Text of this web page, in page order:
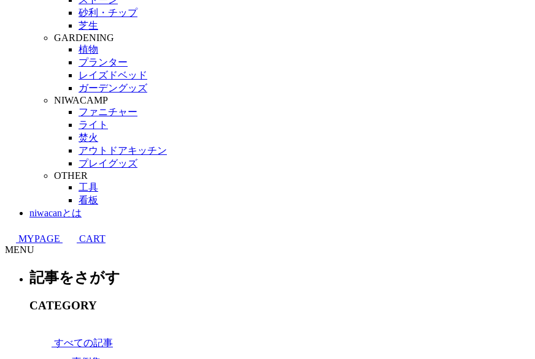
砂利・チップ
芝生
GARDENING
植物
プランター
レイズドベッド
ガーデングッズ
NIWACAMP
ファニチャー
ライト
焚火
アウトドアキッチン
プレイグッズ
OTHER
工具
看板
niwacanとは
MYPAGE
CART
MENU
記事をさがす
CATEGORY
すべての記事